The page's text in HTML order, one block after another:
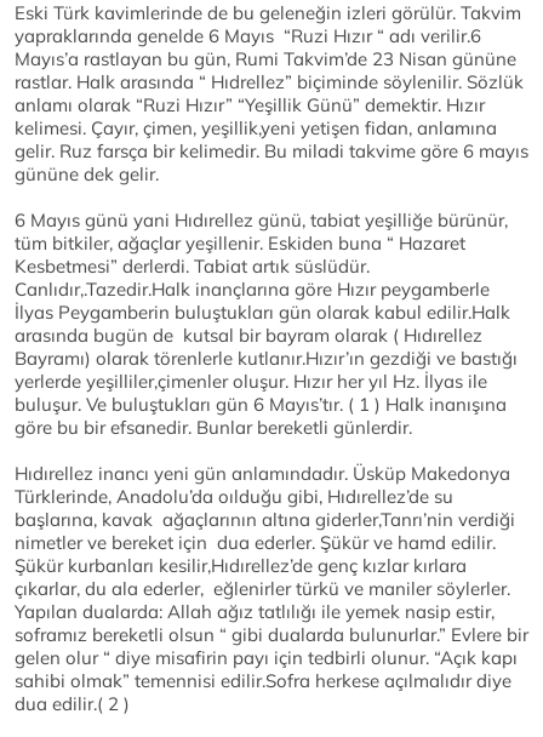
Eski Türk kavimlerinde de bu geleneğin izleri görülür. Takvim
yapraklarında genelde 6 Mayıs “Ruzi Hızır “ adı verilir.6
Mayıs’a rastlayan bu gün, Rumi Takvim’de 23 Nisan gününe
rastlar. Halk arasında “ Hıdrellez” biçiminde söylenilir. Sözlük
anlamı olarak “Ruzi Hızır” “Yeşillik Günü” demektir. Hızır
kelimesi. Çayır, çimen, yeşillik,yeni yetişen fidan, anlamına
gelir. Ruz farsça bir kelimedir. Bu miladi takvime göre 6 mayıs
gününe dek gelir.
6 Mayıs günü yani Hıdırellez günü, tabiat yeşilliğe bürünür,
tüm bitkiler, ağaçlar yeşillenir. Eskiden buna “ Hazaret
Kesbetmesi” derlerdi. Tabiat artık süslüdür.
Canlıdır,.Tazedir.Halk inançlarına göre Hızır peygamberle
İlyas Peygamberin buluştukları gün olarak kabul edilir.Halk
arasında bugün de kutsal bir bayram olarak ( Hıdırellez
Bayramı) olarak törenlerle kutlanır.Hızır’ın gezdiği ve bastığı
yerlerde yeşilliler,çimenler oluşur. Hızır her yıl Hz. İlyas ile
buluşur. Ve buluştukları gün 6 Mayıs’tır. ( 1 ) Halk inanışına
göre bu bir efsanedir. Bunlar bereketli günlerdir.
Hıdırellez inancı yeni gün anlamındadır. Üsküp Makedonya
Türklerinde, Anadolu’da oılduğu gibi, Hıdırellez’de su
başlarına, kavak ağaçlarının altına giderler,Tanrı’nin verdiği
nimetler ve bereket için dua ederler. Şükür ve hamd edilir.
Şükür kurbanları kesilir,Hıdırellez’de genç kızlar kırlara
çıkarlar, du ala ederler, eğlenirler türkü ve maniler söylerler.
Yapılan dualarda: Allah ağız tatlılığı ile yemek nasip estir,
soframız bereketli olsun “ gibi dualarda bulunurlar.” Evlere bir
gelen olur “ diye misafirin payı için tedbirli olunur. “Açık kapı
sahibi olmak” temennisi edilir.Sofra herkese açılmalıdır diye
dua edilir.( 2 )